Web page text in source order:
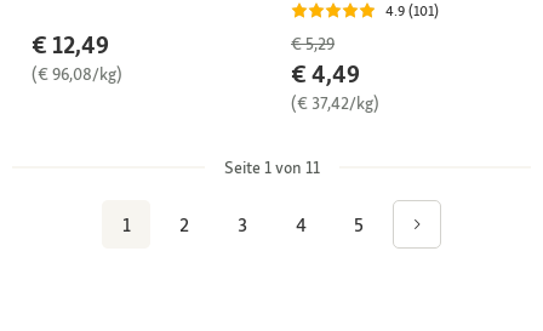
€ 12,49
(€ 96,08/kg)
4.9 (101)
€ 5,29
€ 4,49
(€ 37,42/kg)
Seite 1 von 11
1 2 3 4 5